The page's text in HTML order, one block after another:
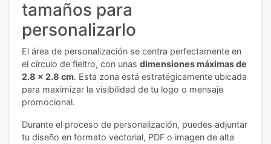
tamaños para
personalizarlo
El área de personalización se centra perfectamente en
el círculo de fieltro, con unas dimensiones máximas de
2.8 x 2.8 cm. Esta zona está estratégicamente ubicada
para maximizar la visibilidad de tu logo o mensaje
promocional.
Durante el proceso de personalización, puedes adjuntar
tu diseño en formato vectorial, PDF o imagen de alta